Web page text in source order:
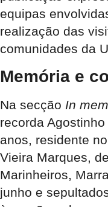
equipas
realização das
comunidades da
Memória e
Na secção In
recorda
anos, residente
Vieira Marques,
Marinheiros,
junho e